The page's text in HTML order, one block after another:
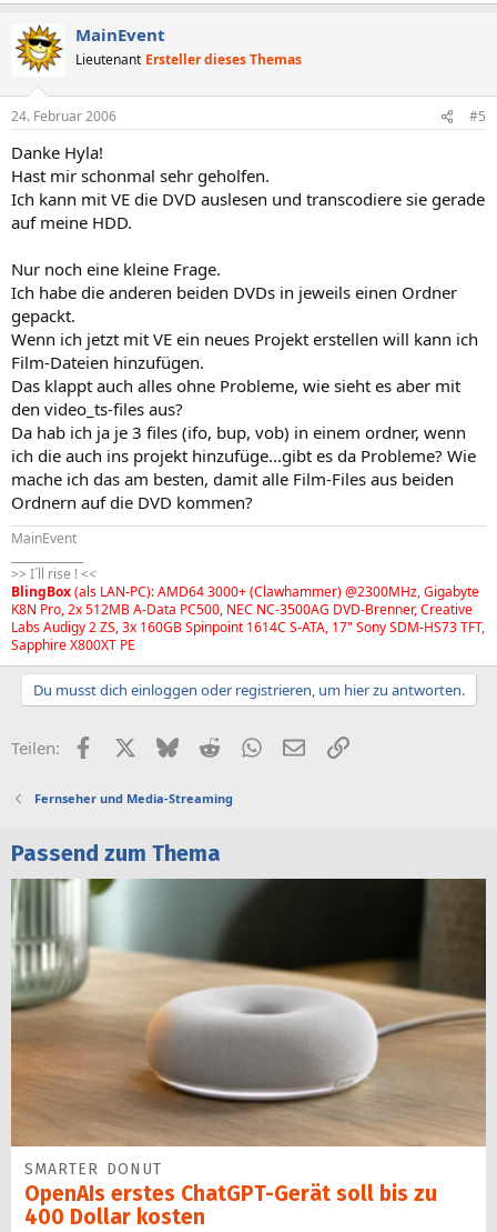
MainEvent
Lieutenant Ersteller dieses Themas
24. Februar 2006 #5
Danke Hyla!
Hast mir schonmal sehr geholfen.
Ich kann mit VE die DVD auslesen und transcodiere sie gerade
auf meine HDD.
Nur noch eine kleine Frage.
Ich habe die anderen beiden DVDs in jeweils einen Ordner
gepackt.
Wenn ich jetzt mit VE ein neues Projekt erstellen will kann ich
Film-Dateien hinzufügen.
Das klappt auch alles ohne Probleme, wie sieht es aber mit
den video_ts-files aus?
Da hab ich ja je 3 files (ifo, bup, vob) in einem ordner, wenn
ich die auch ins projekt hinzufüge...gibt es da Probleme? Wie
mache ich das am besten, damit alle Film-Files aus beiden
Ordnern auf die DVD kommen?
MainEvent
>> I´ll rise ! <<
BlingBox(als LAN-PC): AMD64 3000+ (Clawhammer) @2300MHz, Gigabyte
K8N Pro, 2x 512MB A-Data PC500, NEC NC-3500AG DVD-Brenner, Creative
Labs Audigy 2 ZS, 3x 160GB Spinpoint 1614C S-ATA, 17" Sony SDM-HS73 TFT,
Sapphire X800XT PE
Du musst dich einloggen oder registrieren, um hier zu antworten.
Teilen: FacebookX (Twitter)
BlueskyRedditWhatsApp
E-MailLink
Fernseher und Media-Streaming
Passend zum Thema
SMARTER DONUT
OpenAIs erstes ChatGPT-Gerät soll bis zu
400 Dollar kosten